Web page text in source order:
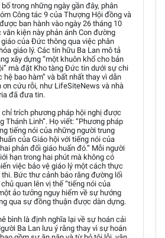
trong những ngày gần đây, phân
Công tác 9 của Thượng Hội đồng và
ban hành vào ngày 26 tháng 10
kiện này phản ánh Con đường
của Đức thông qua việc phân
giáo lý. Các tín hữu Ba Lan mô tả
xây dựng “một khuôn khổ cho bản
mà đặt Kho tàng Đức tin dưới sự chi
hệ bao hàm” và bất nhất thay vì dẫn
ơn cứu rỗi, như LifeSiteNews và nhà
đã đưa tin.
trích phương pháp hội nghị được
Thánh Linh”. Họ viết: “Phương pháp
tiếng nói của những người trung
của Giáo hội với tiếng nói của
phản đối giáo huấn đó.” Mỗi người
hạn trong hai phút mà không có
việc bảo vệ giáo lý một cách thực
Bức thư cảnh báo rằng đường lối
quan lên vị thế “tiếng nói của
ảo tưởng nguy hiểm về sự hướng
qua sự đồng thuận được dàn dựng.
bình là định nghĩa lại về sự hoán cải
Ba Lan lưu ý rằng thay vì sự hoán